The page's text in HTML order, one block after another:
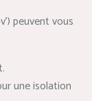
peuvent vous
une isolation